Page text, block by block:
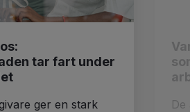
tar fart under
ger en stark